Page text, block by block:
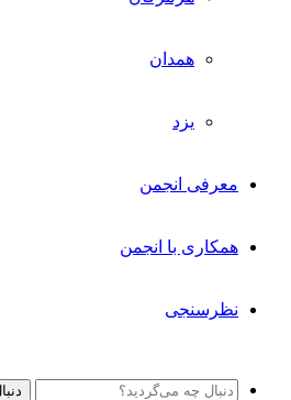
همدان
یزد
معرفی انجمن
همکاری با انجمن
نظرسنجی